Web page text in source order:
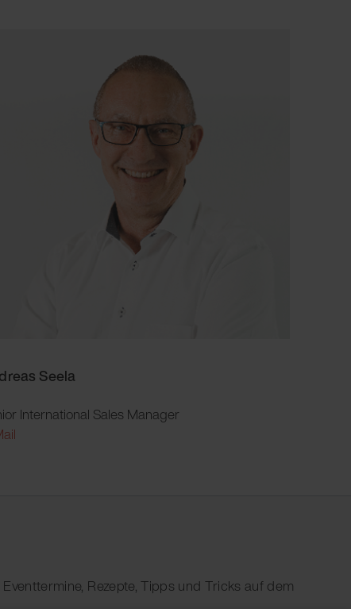
Seela
International Sales Manager
Rezepte, Tipps und Tricks auf dem